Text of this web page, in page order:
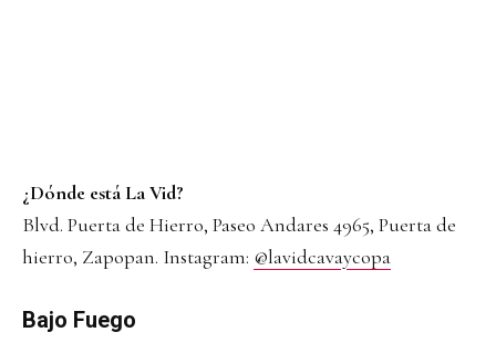
¿Dónde está La Vid?
Blvd. Puerta de Hierro, Paseo Andares 4965, Puerta de
hierro, Zapopan. Instagram: @lavidcavaycopa
Bajo Fuego